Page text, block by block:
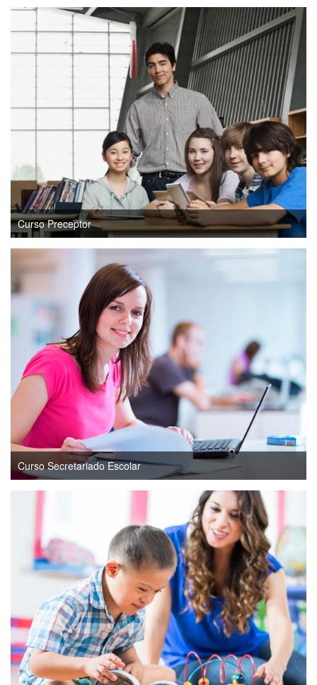
Curso Preceptor
Curso Secretariado Escolar